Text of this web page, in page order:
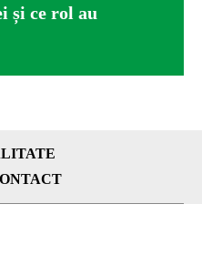
și ce rol au